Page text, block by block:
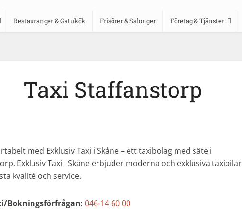
Restauranger & Gatukök Frisörer & Salonger Företag & Tjänster
Taxi Staffanstorp
med Exklusiv Taxi i Skåne – ett taxibolag med säte i
Exklusiv Taxi i Skåne erbjuder moderna och exklusiva taxibilar
kvalité och service.
Bokningsförfrågan: 046-14 60 00